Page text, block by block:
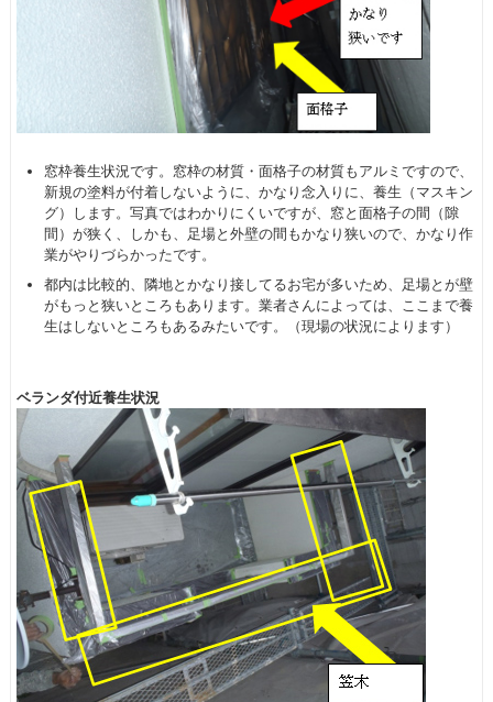
窓枠養生状況です。窓枠の材質・面格子の材質もアルミですので、
新規の塗料が付着しないように、かなり念入りに、養生（マスキン
グ）します。写真ではわかりにくいですが、窓と面格子の間（隙
間）が狭く、しかも、足場と外壁の間もかなり狭いので、かなり作
業がやりづらかったです。
都内は比較的、隣地とかなり接してるお宅が多いため、足場とが壁
がもっと狭いところもあります。業者さんによっては、ここまで養
生はしないところもあるみたいです。（現場の状況によります）
ベランダ付近養生状況